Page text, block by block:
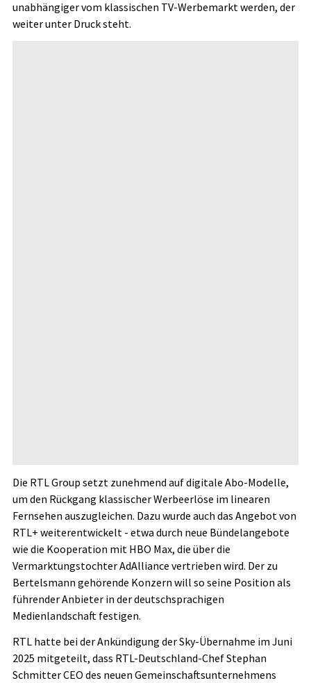
unabhängiger vom klassischen TV-Werbemarkt werden, der
weiter unter Druck steht.
Die RTL Group setzt zunehmend auf digitale Abo-Modelle,
um den Rückgang klassischer Werbeerlöse im linearen
Fernsehen auszugleichen. Dazu wurde auch das Angebot von
RTL+ weiterentwickelt - etwa durch neue Bündelangebote
wie die Kooperation mit HBO Max, die über die
Vermarktungstochter AdAlliance vertrieben wird. Der zu
Bertelsmann gehörende Konzern will so seine Position als
führender Anbieter in der deutschsprachigen
Medienlandschaft festigen.
RTL hatte bei der Ankündigung der Sky-Übernahme im Juni
2025 mitgeteilt, dass RTL-Deutschland-Chef Stephan
Schmitter CEO des neuen Gemeinschaftsunternehmens